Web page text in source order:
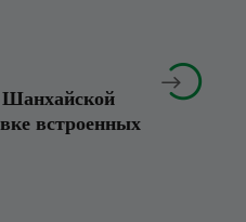
Шанхайской
встроенных

